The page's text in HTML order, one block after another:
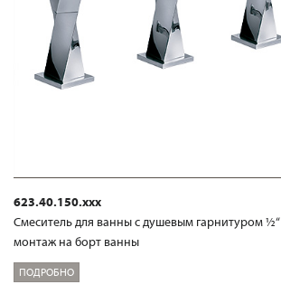
623.40.150.xxx
Смеситель для ванны с душевым гарнитуром ½“
монтаж на борт ванны
ПОДРОБНО